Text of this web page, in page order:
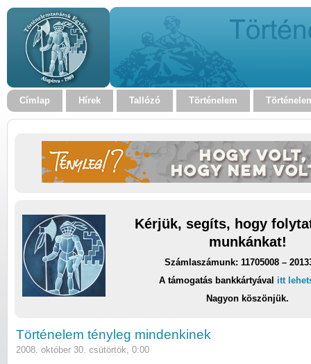
Címlap Hírek Tallózó Történelem
Kérjük, segíts, hogy
munkánkat!
Számlaszámunk: 11705008 –
A támogatás bankkártyával itt
Nagyon köszönjük.
Történelem tényleg mindenkinek
2008. október 30. csütörtök, 0:00